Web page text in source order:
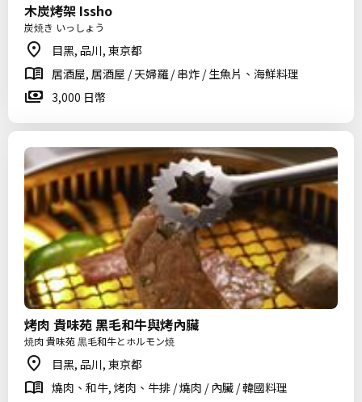
木炭烤架 Issho
炭焼き いっしょう
目黑, 品川, 東京都
居酒屋, 居酒屋 / 天婦羅 / 串炸 / 生魚片、海鮮料理
3,000 日幣
烤肉 貴味苑 黑毛和牛與烤內臟
焼肉 貴味苑 黒毛和牛とホルモン焼
目黑, 品川, 東京都
燒肉、和牛, 烤肉、牛排 / 燒肉 / 內臟 / 韓國料理